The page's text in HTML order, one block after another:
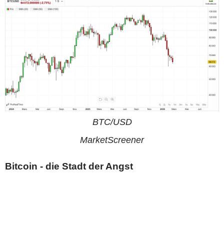
BTC/USD
MarketScreener
Bitcoin - die Stadt der Angst